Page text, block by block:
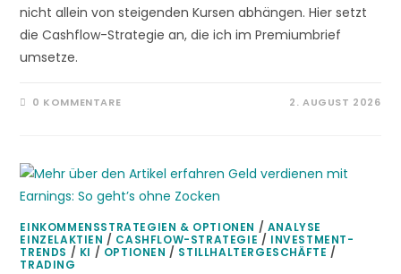
nicht allein von steigenden Kursen abhängen. Hier setzt
die Cashflow-Strategie an, die ich im Premiumbrief
umsetze.
0 KOMMENTARE 2. AUGUST 2026
EINKOMMENSSTRATEGIEN & OPTIONEN / ANALYSE
EINZELAKTIEN / CASHFLOW-STRATEGIE / INVESTMENT-
TRENDS / KI / OPTIONEN / STILLHALTERGESCHÄFTE /
TRADING